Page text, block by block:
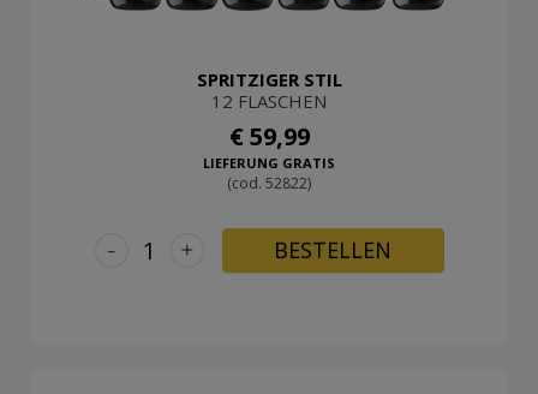
SPRITZIGER STIL
12 FLASCHEN
€ 59,99
LIEFERUNG GRATIS
(cod. 52822)
+
- BESTELLEN